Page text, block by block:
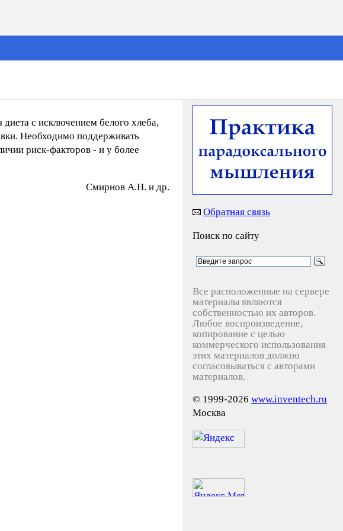
с исключением белого хлеба,
Необходимо поддерживать
риск-факторов - и у более
Cмиpнoв A.Н. и др.
Обратная связь
Поиск по сайту
Все расположенные на сервере
материалы являются
собственностью их авторов.
Любое воспроизведение,
копирование с целью
коммерческого использования
этих материалов должно
согласовываться с авторами
материалов.
© 1999-2026 www.inventech.ru
Москва